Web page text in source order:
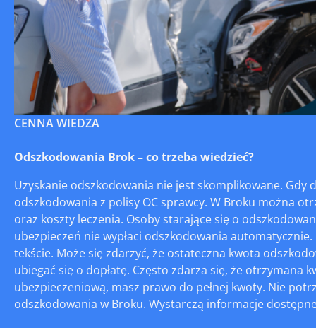
CENNA WIEDZA
Odszkodowania Brok – co trzeba wiedzieć?
Uzyskanie odszkodowania nie jest skomplikowane.
odszkodowania z polisy OC sprawcy. W Broku można
oraz koszty leczenia. Osoby starające się o
ubezpieczeń nie wypłaci odszkodowania
tekście. Może się zdarzyć, że ostateczna kwota
ubiegać się o dopłatę. Często zdarza się, że otrzymana
ubezpieczeniową, masz prawo do pełnej kwoty. Nie
odszkodowania w Broku. Wystarczą informacje